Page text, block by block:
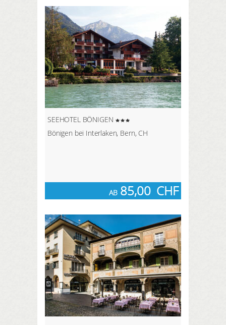
SEEHOTEL BÖNIGEN
Bönigen bei Interlaken, Bern, CH
AB85,00 CHF